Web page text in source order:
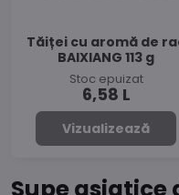
Tăiței cu aromă de
BAIXIANG 113 g
Stoc epuizat
6,58 L
Vizualizează
Supe asiatice